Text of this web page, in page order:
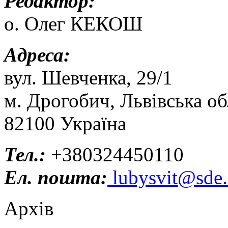
о. Олег КЕКОШ
Адреса:
вул. Шевченка, 29/1
м. Дрогобич, Львівська
82100 Україна
Тел.: +380324450110
Ел. пошта:
Архів